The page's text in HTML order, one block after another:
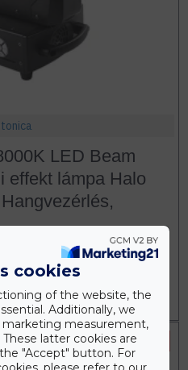
LED Beam
effekt lámpa Halo
222.689 Ft
KOSÁRBA
-13 %
cookies
of the website, the
Additionally, we
marketing measurement,
latter cookies are
"Accept" button. For